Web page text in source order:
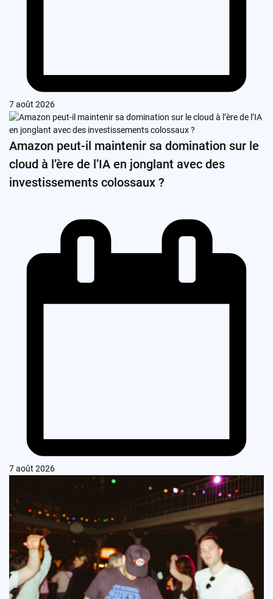
7 août 2026
Amazon peut-il maintenir sa domination sur le
cloud à l’ère de l’IA en jonglant avec des
investissements colossaux ?
7 août 2026